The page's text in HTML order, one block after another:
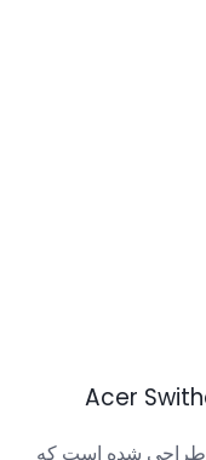
2015 مه 13 2015 - Acer's Switch 10 طراحی شده است که